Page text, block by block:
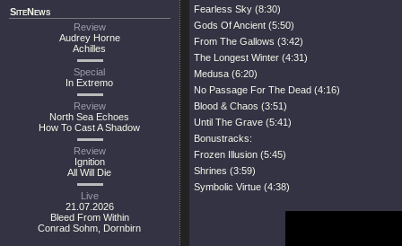
SiteNews
Review
Audrey Horne
Achilles
Special
In Extremo
Review
North Sea Echoes
How To Cast A Shadow
Review
Ignition
All Will Die
Live
21.07.2026
Bleed From Within
Conrad Sohm, Dornbirn
Fearless Sky (8:30)
Gods Of Ancient (5:50)
From The Gallows (3:42)
The Longest Winter (4:31)
Medusa (6:20)
No Passage For The Dead (4:16)
Blood & Chaos (3:51)
Until The Grave (5:41)
Bonustracks:
Frozen Illusion (5:45)
Shrines (3:59)
Symbolic Virtue (4:38)